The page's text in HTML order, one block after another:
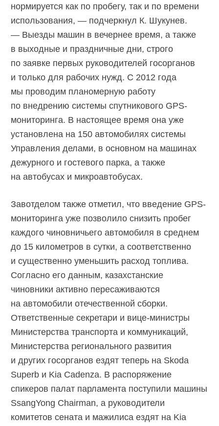
нормируется как по пробегу, так и по времени
использования, — подчеркнул К. Шукунев.
— Выезды машин в вечернее время, а также
в выходные и праздничные дни, строго
по заявке первых руководителей госорганов
и только для рабочих нужд. С 2012 года
мы проводим планомерную работу
по внедрению системы спутникового GPS-
мониторинга. В настоящее время она уже
установлена на 150 автомобилях системы
Управления делами, в основном на машинах
дежурного и гостевого парка, а также
на автобусах и микроавтобусах.
Завотделом также отметил, что введение GPS-
мониторинга уже позволило снизить пробег
каждого чиновничьего автомобиля в среднем
до 15 километров в сутки, а соответственно
и существенно уменьшить расход топлива.
Согласно его данным, казахстанские
чиновники активно пересаживаются
на автомобили отечественной сборки.
Ответственные секретари и вице-министры
Министерства транспорта и коммуникаций,
Министерства регионального развития
и других госорганов ездят теперь на Skoda
Superb и Kia Cadenza. В распоряжение
спикеров палат парламента поступили машины
SsangYong Chairman, а руководители
комитетов сената и мажилиса ездят на Kia